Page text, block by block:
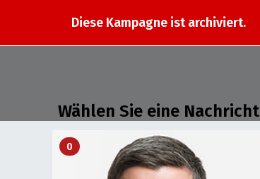
Diese Kampagne ist archiviert.
Wählen Sie eine Nachricht
0